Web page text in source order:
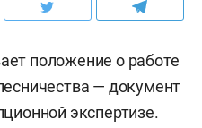
положение о работе
— документ
экспертизе.